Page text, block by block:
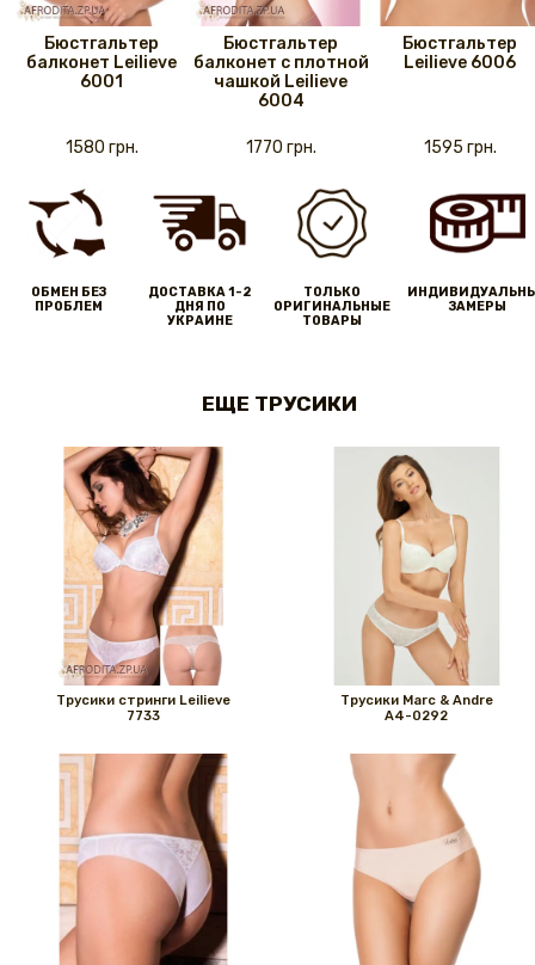
Бюстгальтер
балконет Leilieve
6001
1580 грн.
Бюстгальтер
балконет с плотной
чашкой Leilieve
6004
1770 грн.
Бюстгальтер
Leilieve 6006
1595 грн.
ОБМЕН БЕЗ
ПРОБЛЕМ
ДОСТАВКА 1-2
ДНЯ ПО
УКРАИНЕ
ТОЛЬКО
ОРИГИНАЛЬНЫЕ
ТОВАРЫ
ЗАМЕРЫ
ЕЩЕ ТРУСИКИ
Трусики стринги Leilieve
7733
Трусики Marc & Andre
A4-0292